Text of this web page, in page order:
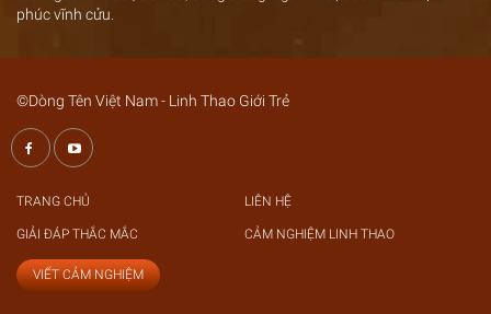
phúc vĩnh cửu.
©Dòng Tên Việt Nam - Linh Thao Giới Trẻ
TRANG CHỦ LIÊN HỆ
GIẢI ĐÁP THẮC MẮC CẢM NGHIỆM LINH THAO
VIẾT CẢM NGHIỆM